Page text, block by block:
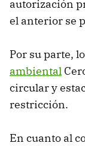
autorización
el anterior se
Por su parte,
ambiental
circular y
restricción.
En cuanto al